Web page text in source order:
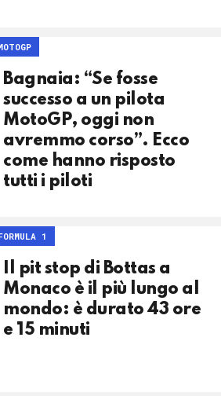
Bagnaia: “Se fosse
successo a un pilota
MotoGP, oggi non
avremmo corso”. Ecco
come hanno risposto
tutti i piloti
1
Il pit stop di Bottas a
Monaco è il più lungo al
mondo: è durato 43 ore
e 15 minuti